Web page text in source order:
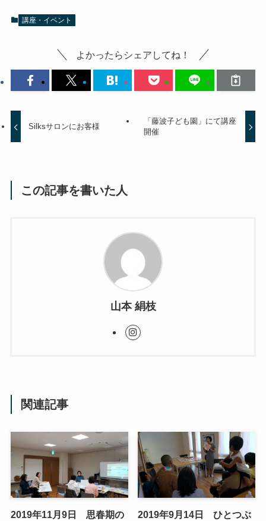
講座・イベント
よかったらシェアしてね！
Silksサロンにお客様
「藤波子ども園」にて講座
開催
この記事を書いた人
山本 絹枝
関連記事
2019年11月9日 思春期の
2019年9月14日 ひとつぶ